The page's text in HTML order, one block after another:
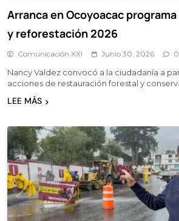
Arranca en Ocoyoacac
y reforestación 2026
Comunicación XXI Junio 30, 2026 0
Nancy Valdez convocó a la ciudadanía a
acciones de restauración forestal y
LEE MÁS